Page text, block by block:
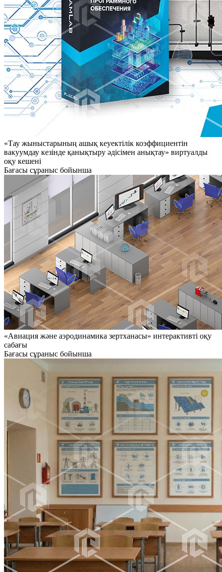
«Тау жыныстарының ашық кеуектілік коэффициентін
вакуумдау кезінде қанықтыру әдісімен анықтау» виртуалды
оқу кешені
Бағасы сұраныс бойынша
«Авиация және аэродинамика зертханасы» интерактивті оқу
сабағы
Бағасы сұраныс бойынша